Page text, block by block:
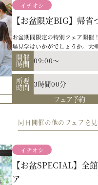
会場コーディネート体験、絶品
や疑問をしっかり解消♪ 今だけ
ていきましょう！
開催
時間 11:00～
所要
時間 3時間00分
お電話でお問い合わせ
【初来館特典】平日
相談会
結婚式を計画中のカップルの
門のプランナーと一緒に、理
う！
開催
時間 11:00～
所要
時間 3時間00分
お電話でお問い合わせ ください
【オンライン】自宅で
イチオシ
【お盆限定BIG】帰
お盆期間限定の特別フェア開催
場見学はいかがでしょうか。大
試食もご堪能いただけます。さ
いの方やご家族と一緒のご参加
い。
開催
時間 09:00～
所要
時間 3時間00分
フェア予約
＼結婚式の準備、早めがオト
ップルにおすすめのフェアです
開催
時間 09:00～
所要
時間
同日開催の他のフェアを見
イチオシ
【お盆SPECIAL】全
ア